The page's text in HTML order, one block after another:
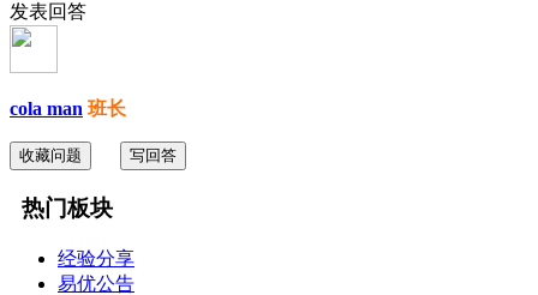
发表回答
cola man 班长
收藏问题 写回答
热门板块
经验分享
易优公告